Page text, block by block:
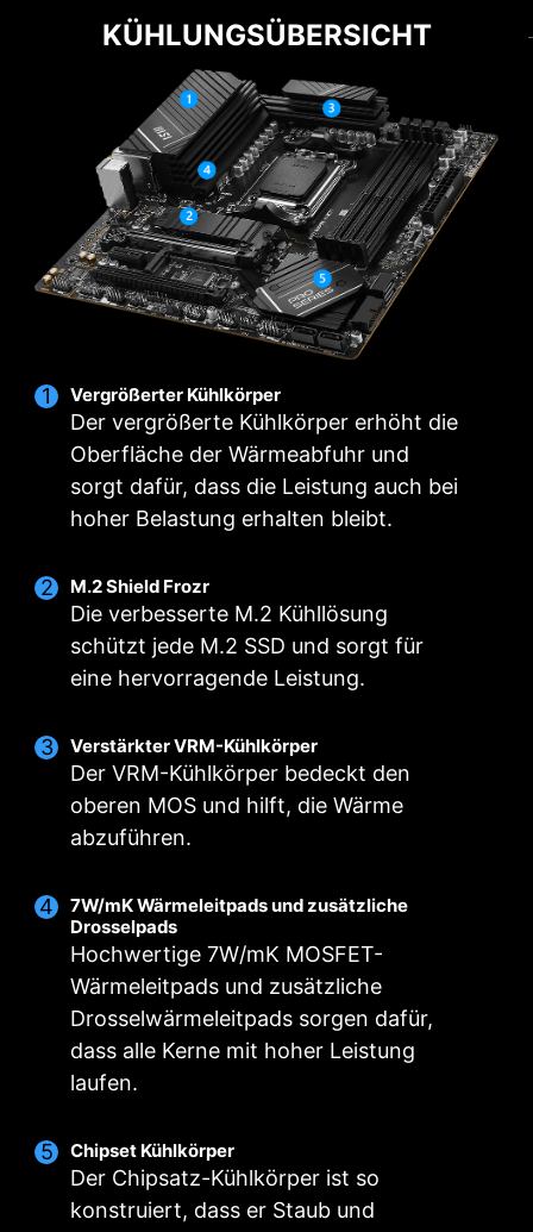
KÜHLUNG
KÜHLUNGSÜBERSICHT
Vergrößerter Kühlkörper
Der vergrößerte Kühlkörper erhöht die
Oberfläche der Wärmeabfuhr und
sorgt dafür, dass die Leistung auch bei
hoher Belastung erhalten bleibt.
M.2 Shield Frozr
Die verbesserte M.2 Kühllösung
schützt jede M.2 SSD und sorgt für
eine hervorragende Leistung.
Verstärkter VRM-Kühlkörper
Der VRM-Kühlkörper bedeckt den
oberen MOS und hilft, die Wärme
abzuführen.
7W/mK Wärmeleitpads und zusätzliche
Drosselpads
Hochwertige 7W/mK MOSFET-
Wärmeleitpads und zusätzliche
Drosselwärmeleitpads sorgen dafür,
dass alle Kerne mit hoher Leistung
laufen.
Chipset Kühlkörper
Der Chipsatz-Kühlkörper ist so
konstruiert, dass er Staub und
EZ-M.2-CLIP
Der innovative EZ-M.2-Clip von MSI unterstützt
bei der Installation von M.2 SSDs.
DIENSTPROGRAMM
Sobald du mit dem Internet verbunden bist,
erkennt das MSI Treiber-Dienstprogramm